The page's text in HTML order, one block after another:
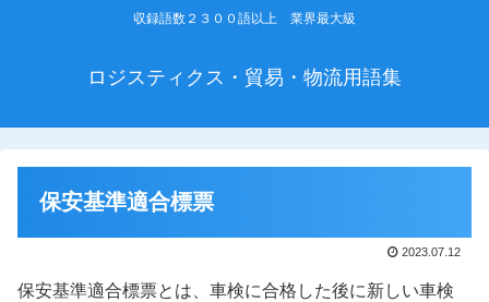
収録語数２３００語以上 業界最大級
ロジスティクス・貿易・物流用語集
保安基準適合標票
2023.07.12
保安基準適合標票とは、車検に合格した後に新しい車検